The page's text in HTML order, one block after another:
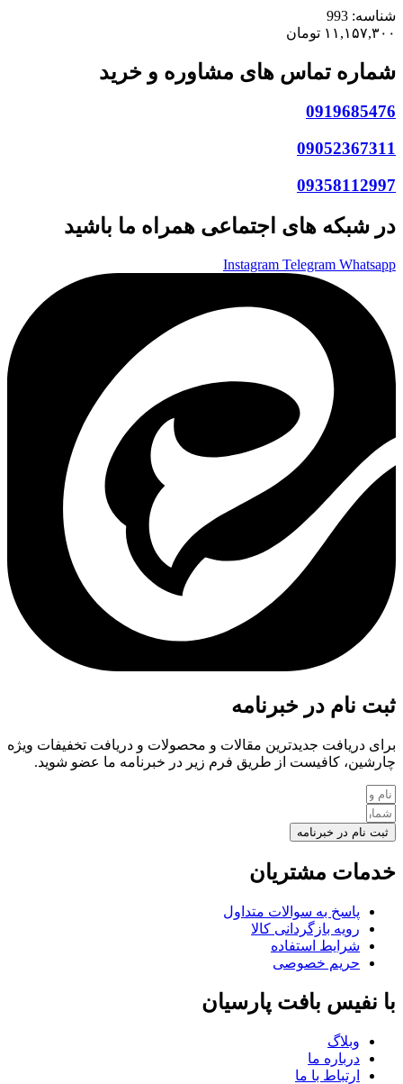
شناسه: 993
۱۱,۱۵۷,۳۰۰ تومان
شماره تماس های مشاوره و خرید
0919685476
09052367311
09358112997
در شبکه های اجتماعی همراه ما باشید
Instagram Telegram Whatsapp
ثبت نام در خبرنامه
برای دریافت جدیدترین مقالات و محصولات و دریافت تخفیفات ویژه
چارشین، کافیست از طریق فرم زیر در خبرنامه ما عضو شوید.
ثبت نام در خبرنامه
خدمات مشتریان
پاسخ به سوالات متداول
رویه بازگردانی کالا
شرایط استفاده
حریم خصوصی
با نفیس بافت پارسیان
وبلاگ
درباره ما
ارتباط با ما